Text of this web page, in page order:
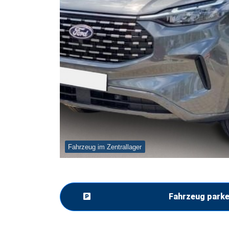
Fahrzeug im Zentrallager
Fahrzeug